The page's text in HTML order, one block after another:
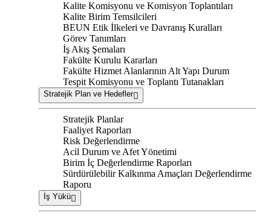
Kalite Komisyonu ve Komisyon Toplantıları
Kalite Birim Temsilcileri
BEUN Etik İlkeleri ve Davranış Kuralları
Görev Tanımları
İş Akış Şemaları
Fakülte Kurulu Kararları
Fakülte Hizmet Alanlarının Alt Yapı Durum
Tespit Komisyonu ve Toplantı Tutanakları
Stratejik Plan ve Hedefler
Stratejik Planlar
Faaliyet Raporları
Risk Değerlendirme
Acil Durum ve Afet Yönetimi
Birim İç Değerlendirme Raporları
Sürdürülebilir Kalkınma Amaçları Değerlendirme
Raporu
İş Yükü